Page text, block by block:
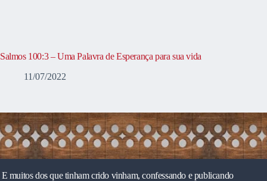
Salmos 100:3 – Uma Palavra de Esperança para sua vida
11/07/2022
E muitos dos que tinham crido vinham, confessando e publicando